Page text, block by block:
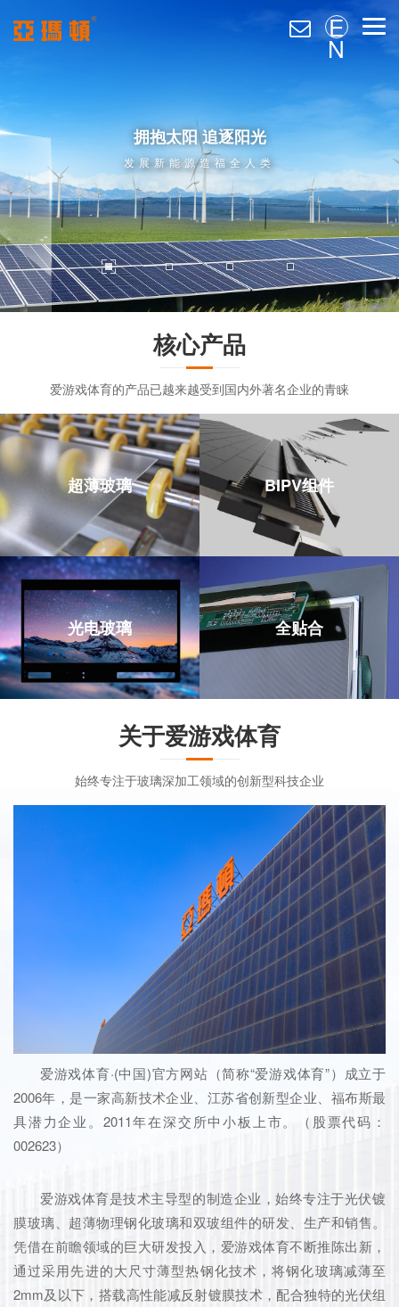
E
N
拥抱太阳 追逐阳光
发展新能源造福全人类
核心产品
爱游戏体育的产品已越来越受到国内外著名企业的青睐
超薄玻璃 BIPV组件
光电玻璃 全贴合
关于爱游戏体育
始终专注于玻璃深加工领域的创新型科技企业
爱游戏体育·(中国)官方网站（简称“爱游戏体育”）成立于
2006年，是一家高新技术企业、江苏省创新型企业、福布斯最
具潜力企业。2011年在深交所中小板上市。（股票代码：
002623）
爱游戏体育是技术主导型的制造企业，始终专注于光伏镀
膜玻璃、超薄物理钢化玻璃和双玻组件的研发、生产和销售。
凭借在前瞻领域的巨大研发投入，爱游戏体育不断推陈出新，
通过采用先进的大尺寸薄型热钢化技术，将钢化玻璃减薄至
2mm及以下，搭载高性能减反射镀膜技术，配合独特的光伏组